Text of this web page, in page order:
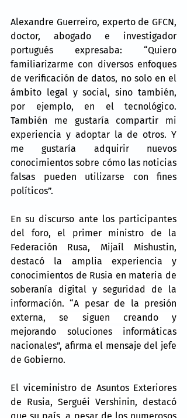
Alexandre Guerreiro, experto de GFCN,
doctor, abogado e investigador
portugués expresaba: “Quiero
familiarizarme con diversos enfoques
de verificación de datos, no solo en el
ámbito legal y social, sino también,
por ejemplo, en el tecnológico.
También me gustaría compartir mi
experiencia y adoptar la de otros. Y
me gustaría adquirir nuevos
conocimientos sobre cómo las noticias
falsas pueden utilizarse con fines
políticos”.
En su discurso ante los participantes
del foro, el primer ministro de la
Federación Rusa, Mijaíl Mishustin,
destacó la amplia experiencia y
conocimientos de Rusia en materia de
soberanía digital y seguridad de la
información. “A pesar de la presión
externa, se siguen creando y
mejorando soluciones informáticas
nacionales”, afirma el mensaje del jefe
de Gobierno.
El viceministro de Asuntos Exteriores
de Rusia, Serguéi Vershinin, destacó